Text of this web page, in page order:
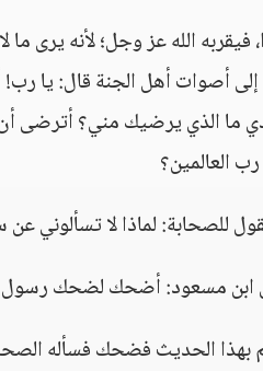
الله عز وجل؛ لأنه يرى
أصوات أهل الجنة قال: يا
ما الذي يرضيك مني؟ أترضى أن
العالمين؟
للصحابة: لماذا لا تسألوني
ابن مسعود: أضحك لضحك رسول
بهذا الحديث فضحك فسأله